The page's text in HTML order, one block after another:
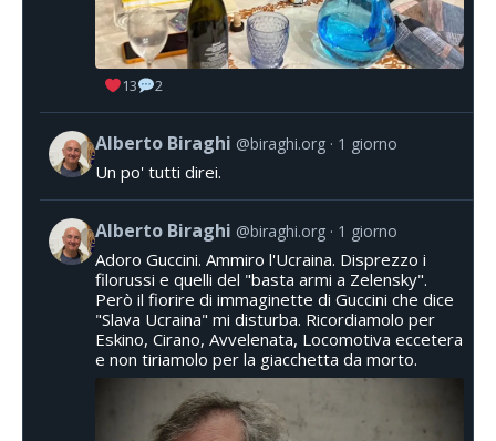
13 2
Alberto Biraghi @biraghi.org 1 giorno
Un po' tutti direi.
Alberto Biraghi @biraghi.org 1 giorno
Adoro Guccini. Ammiro l'Ucraina. Disprezzo i
filorussi e quelli del "basta armi a Zelensky".
Però il fiorire di immaginette di Guccini che dice
"Slava Ucraina" mi disturba. Ricordiamolo per
Eskino, Cirano, Avvelenata, Locomotiva eccetera
e non tiriamolo per la giacchetta da morto.